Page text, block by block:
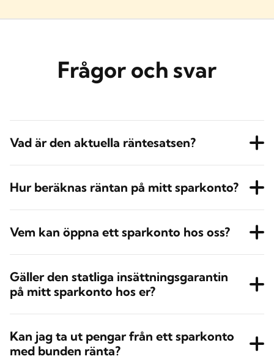
Frågor och svar
Vad är den aktuella räntesatsen?
Hur beräknas räntan på mitt sparkonto?
Vem kan öppna ett sparkonto hos oss?
Gäller den statliga insättningsgarantin
på mitt sparkonto hos er?
Kan jag ta ut pengar från ett sparkonto
med bunden ränta?